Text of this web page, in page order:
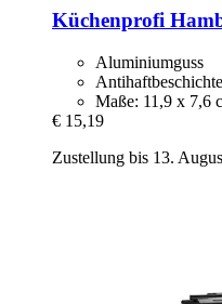
Küchenprofi
Aluminiumguss
Maße: 11,9 x 7,6
€ 15,19
Zustellung bis 13.